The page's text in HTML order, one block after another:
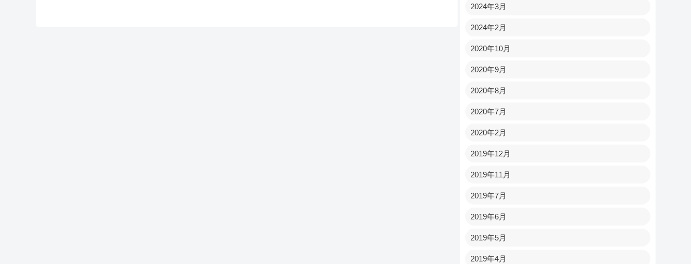
2024年3月
2024年2月
2020年10月
2020年9月
2020年8月
2020年7月
2020年2月
2019年12月
2019年11月
2019年7月
2019年6月
2019年5月
2019年4月